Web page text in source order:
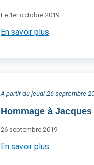
Le 1er octobre 2019
En savoir plus
A partir du jeudi 26 septembre
Hommage à
26 septembre 2019
En savoir plus